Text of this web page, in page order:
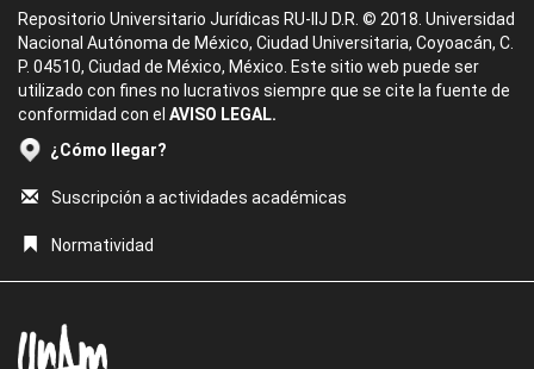
Repositorio Universitario Jurídicas RU-IIJ D.R. © 2018. Universidad
Nacional Autónoma de México, Ciudad Universitaria, Coyoacán, C.
P. 04510, Ciudad de México, México. Este sitio web puede ser
utilizado con fines no lucrativos siempre que se cite la fuente de
conformidad con el AVISO LEGAL.
¿Cómo llegar?
Suscripción a actividades académicas
Normatividad